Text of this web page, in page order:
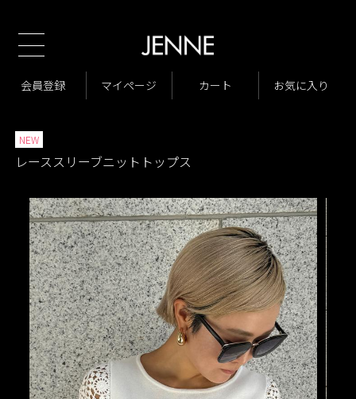
会員登録 マイページ カート お気に入り
TOP
商品一覧 > トップス > ニット・カーディガン
JENNE Summer Fair
NEW
レーススリーブニットトップス